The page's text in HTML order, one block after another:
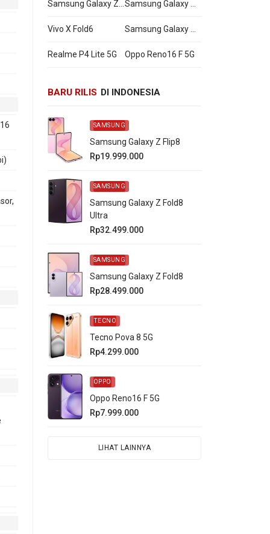
Vivo X Fold6
Realme P4 Lite 5G Oppo Reno16 F 5G
BARU RILIS DI INDONESIA
SAMSUNG
Samsung Galaxy Z Flip8
Rp19.999.000
SAMSUNG
Samsung Galaxy Z Fold8
Ultra
Rp32.499.000
SAMSUNG
Samsung Galaxy Z Fold8
Rp28.499.000
TECNO
Tecno Pova 8 5G
Rp4.299.000
OPPO
Oppo Reno16 F 5G
Rp7.999.000
LIHAT LAINNYA